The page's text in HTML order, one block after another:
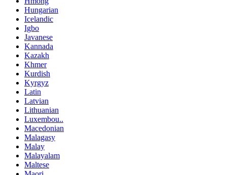
Hungarian
Icelandic
Igbo
Javanese
Kannada
Kazakh
Khmer
Kurdish
Kyrgyz
Latin
Latvian
Lithuanian
Luxembou..
Macedonian
Malagasy
Malay
Malayalam
Maltese